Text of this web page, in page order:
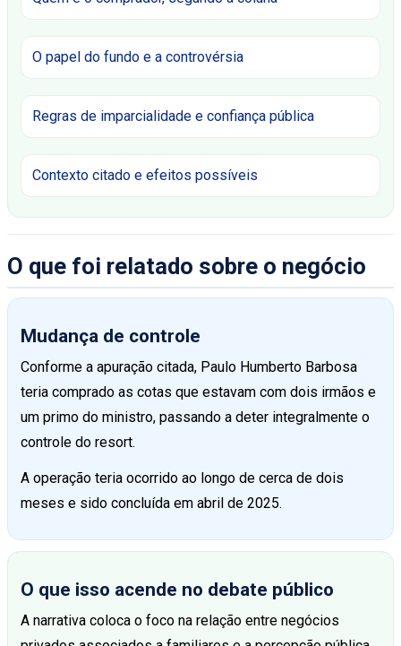
O papel do fundo e a controvérsia
Regras de imparcialidade e confiança pública
Contexto citado e efeitos possíveis
O que foi relatado sobre o negócio
Mudança de controle
Conforme a apuração citada, Paulo Humberto Barbosa
teria comprado as cotas que estavam com dois irmãos e
um primo do ministro, passando a deter integralmente o
controle do resort.
A operação teria ocorrido ao longo de cerca de dois
meses e sido concluída em abril de 2025.
O que isso acende no debate público
A narrativa coloca o foco na relação entre negócios